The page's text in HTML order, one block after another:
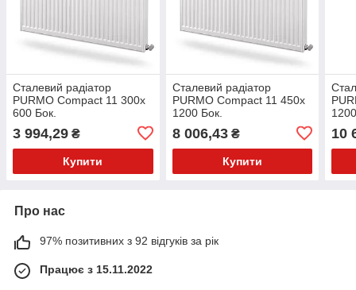
Сталевий радіатор
PURMO Compact 11 300x
600 Бок.
3 994,29 ₴
Купити
Сталевий радіатор
PURMO Compact 11 450x
1200 Бок.
8 006,43₴
Купити
10
Про нас
97% позитивних з 92 відгуків за рік
Працює з 15.11.2022